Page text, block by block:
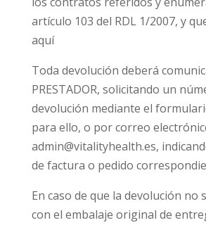
artículo 103 del RDL 1/2007, y
aquí
Toda devolución deberá
PRESTADOR, solicitando un
devolución mediante el
para ello, o por correo
admin@vitalityhealth.es,
de factura o pedido
En caso de que la devolución no
con el embalaje original de